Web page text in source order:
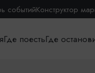
событийКонструктор
Где поестьГде